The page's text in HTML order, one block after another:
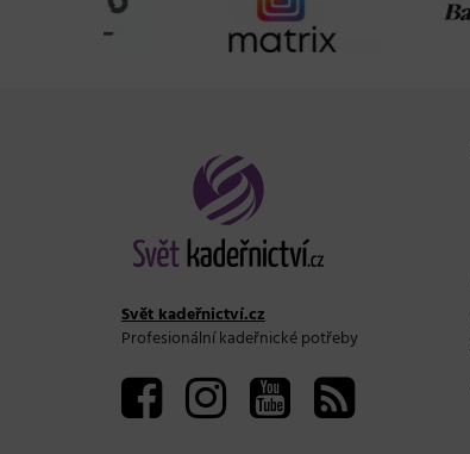
Svět kadeřnictví.cz
Profesionální kadeřnické potřeby